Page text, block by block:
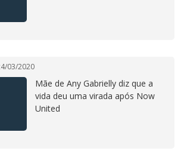
03/2020
Mãe de Any Gabrielly diz que a
vida deu uma virada após Now
United